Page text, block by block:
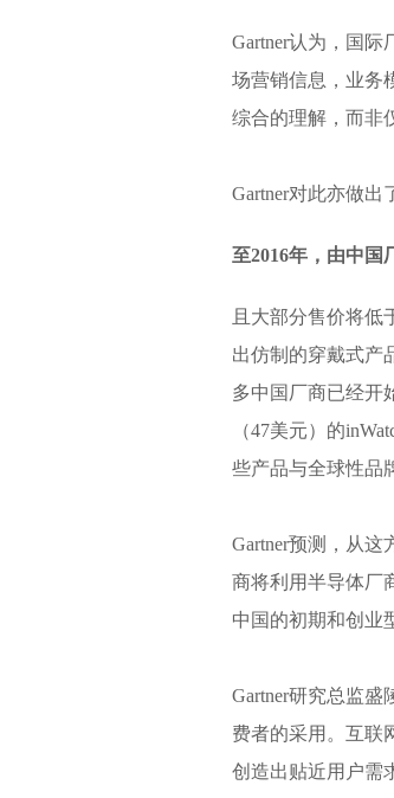
Gartner认为，国
场营销信息，业务
综合的理解，而非
Gartner对此亦做出
至2016年，由中国
且大部分售价将低
出仿制的穿戴式产
多中国厂商已经开
（47美元）的
些产品与全球性品
Gartner预测，从
商将利用半导体厂
中国的初期和创业
Gartner研究总监
费者的采用。互联
创造出贴近用户需